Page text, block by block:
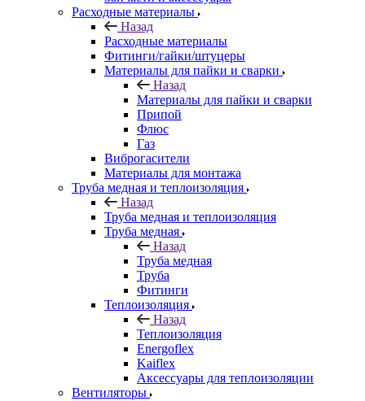
Расходные материалы
Назад
Расходные материалы
Фитинги/гайки/штуцеры
Материалы для пайки и сварки
Назад
Материалы для пайки и сварки
Припой
Флюс
Газ
Виброгасители
Материалы для монтажа
Труба медная и теплоизоляция
Назад
Труба медная и теплоизоляция
Труба медная
Назад
Труба медная
Труба
Фитинги
Теплоизоляция
Назад
Теплоизоляция
Energoflex
Kaiflex
Аксессуары для теплоизоляции
Вентиляторы